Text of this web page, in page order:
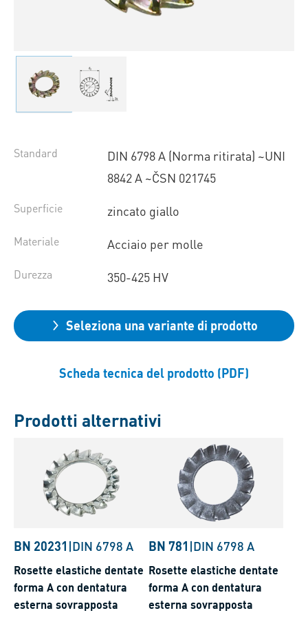
Standard
DIN 6798 A (Norma ritirata) ~UNI
8842 A ~ČSN 021745
Superficie zincato giallo
Materiale Acciaio per molle
Durezza 350-425 HV
Seleziona una variante di prodotto
Scheda tecnica del prodotto (PDF)
Prodotti alternativi
BN 20231 |DIN 6798 A
Rosette elastiche dentate
forma A con dentatura
esterna sovrapposta
BN 781 |DIN 6798 A
Rosette elastiche dentate
forma A con dentatura
esterna sovrapposta